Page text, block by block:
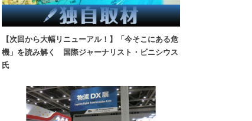
【次回から大幅リニューアル！】「今そこにある危
機」を読み解く 国際ジャーナリスト・ビニシウス
氏